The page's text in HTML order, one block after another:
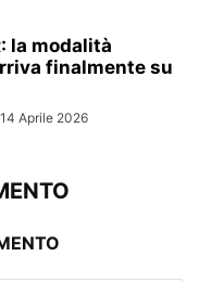
la modalità
finalmente su
14 Aprile 2026